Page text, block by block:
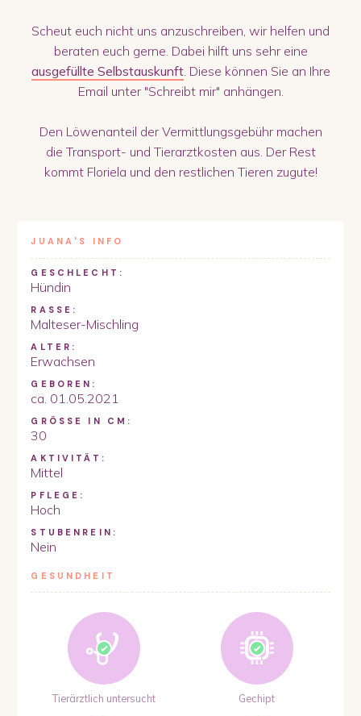
Scheut euch nicht uns anzuschreiben, wir helfen und
beraten euch gerne. Dabei hilft uns sehr eine
ausgefüllte Selbstauskunft. Diese können Sie an Ihre
Email unter "Schreibt mir" anhängen.
Den Löwenanteil der Vermittlungsgebühr machen
die Transport- und Tierarztkosten aus. Der Rest
kommt Floriela und den restlichen Tieren zugute!
JUANA 'S INFO
GESCHLECHT:
Hündin
RASSE:
Malteser-Mischling
ALTER:
Erwachsen
GEBOREN:
ca. 01.05.2021
GRÖSSE IN CM:
30
AKTIVITÄT:
Mittel
PFLEGE:
Hoch
STUBENREIN:
Nein
GESUNDHEIT
Tierärztlich untersucht Gechipt